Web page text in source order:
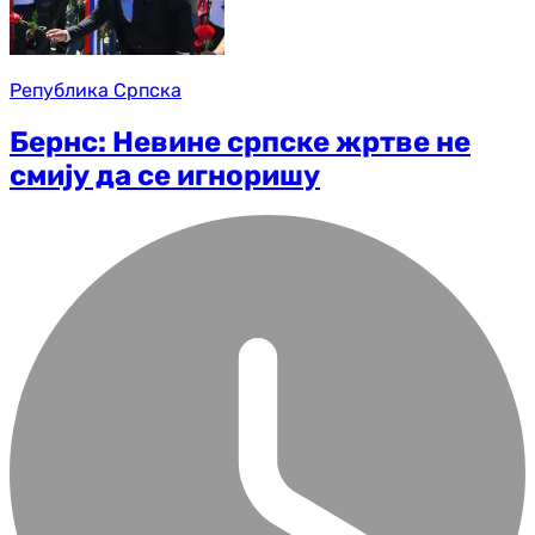
Република Српска
Бернс: Невине српске жртве не
смију да се игноришу